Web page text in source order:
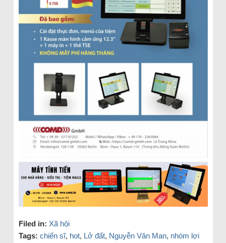
Filed in: Xã hội
Tags: chiến sĩ, hot, Lở đất, Nguyễn Văn Man, nhóm lợi